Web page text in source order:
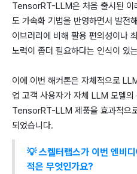
TensorRT-LLM은 처음 출시된 이
도 가속화 기법을 반영하면서 발전
이브러리에 비해 활용 편의성이나
노력이 좀더 필요하다는 인식이 있
이에 이번 해커톤은 자체적으로
업 고객 사용자가 자체 LLM 모델
TensorRT-LLM 제품을 효과적으
되었습니다.
💡 스켈터랩스가 이번 엔비
적은 무엇인가요?